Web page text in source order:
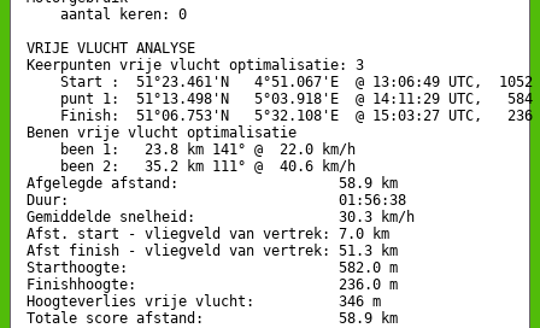
    aantal keren: 0
VRIJE VLUCHT ANALYSE
Keerpunten vrije vlucht optimalisatie: 3
Start :  51°23.461'N   4°51.067'E  @ 13:06:49 UTC,  1052
punt 1:  51°13.498'N   5°03.918'E  @ 14:11:29 UTC,   584
Finish:  51°06.753'N   5°32.108'E  @ 15:03:27 UTC,   236
Benen vrije vlucht optimalisatie
    been 1:   23.8 km 141° @  22.0 km/h
    been 2:   35.2 km 111° @  40.6 km/h
Afgelegde afstand:                   58.9 km
Duur:                                01:56:38
Gemiddelde snelheid:                 30.3 km/h
Afst. start - vliegveld van vertrek: 7.0 km
Afst finish - vliegveld van vertrek: 51.3 km
Starthoogte:                         582.0 m
Finishhoogte:                        236.0 m
Hoogteverlies vrije vlucht:          346 m
Totale score afstand:                58.9 km